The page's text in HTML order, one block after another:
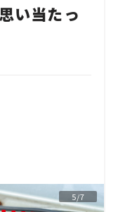
い当たっ
5/7